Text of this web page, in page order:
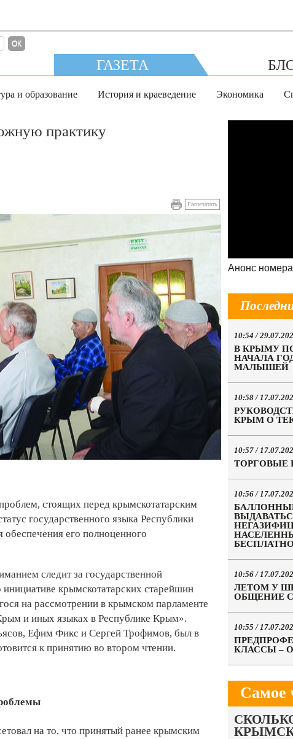
ОК
ГАЗЕТА
и образование История и краеведение Экономика
практику
Распечатать
стоящих перед крымскотатарским
государственного языка Республики
его полноценного
следит за государственной
крымскотатарских старейшин
на рассмотрении в крымском парламенте
и иных языках в Республике Крым».
Ефим Фикс и Сергей Трофимов, был в
к принятию во втором чтении.
на то, что принятый ранее крымским
Анонс номера
10:54 /
В КРЫМУ
НАЧАЛА
МАЛЫШЕЙ
10:58 /
КРЫМ О
10:57 /
ТОРГОВЫЕ
10:56 /
БЕСПЛАТНО
10:56 /
ЛЕТОМ У
ОБЩЕНИЕ
10:55 /
КЛАССЫ –
Самое